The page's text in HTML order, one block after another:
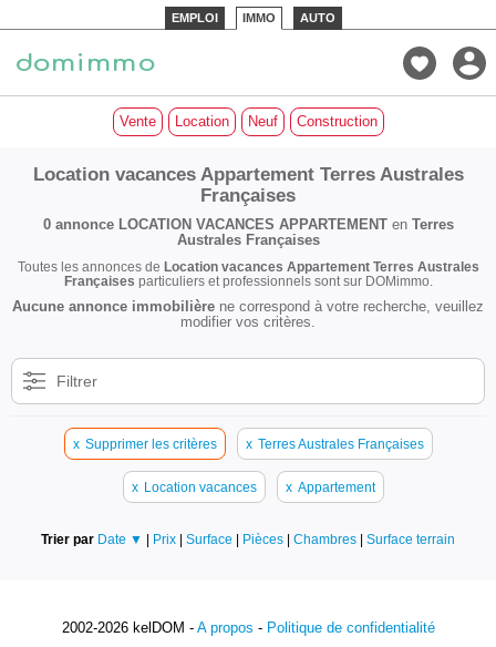
EMPLOI IMMO AUTO
Vente Location Neuf Construction
Location vacances Appartement Terres Australes
Françaises
0 annonce LOCATION VACANCES APPARTEMENTen Terres
Australes Françaises
Toutes les annonces de Location vacances Appartement Terres Australes
Françaises particuliers et professionnels sont sur DOMimmo.
Aucune annonce immobilière ne correspond à votre recherche, veuillez
modifier vos critères.
Filtrer
x Supprimer les critères x Terres Australes Françaises
x Location vacances x Appartement
Trier par Date ▼ | Prix | Surface | Pièces | Chambres | Surface terrain
2002-2026 kelDOM - A propos - Politique de confidentialité